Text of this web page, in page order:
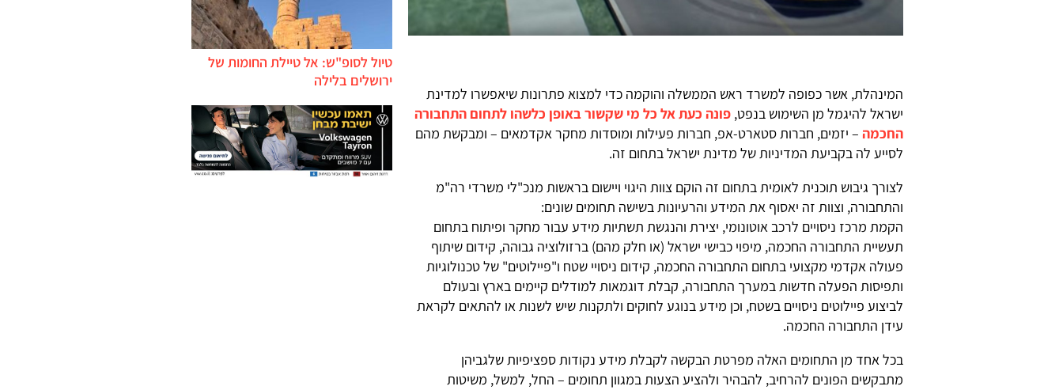
המינהלת, אשר כפופה למשרד ראש הממשלה והוקמה כדי למצוא פתרונות שיאפשרו למדינת
ישראל להיגמל מן השימוש בנפט, פונה כעת אל כל מי שקשור באופן כלשהו לתחום התחבורה
החכמה – יזמים, חברות סטארט-אפ, חברות פעילות ומוסדות מחקר אקדמאים – ומבקשת מהם
לסייע לה בקביעת המדיניות של מדינת ישראל בתחום זה.
לצורך גיבוש תוכנית לאומית בתחום זה הוקם צוות היגוי ויישום בראשות מנכ"לי משרדי רה"מ
והתחבורה, וצוות זה יאסוף את המידע והרעיונות בשישה תחומים שונים:
הקמת מרכז ניסויים לרכב אוטונומי, יצירת והנגשת תשתיות מידע עבור מחקר ופיתוח בתחום
תעשיית התחבורה החכמה, מיפוי כבישי ישראל (או חלק מהם) ברזולוציה גבוהה, קידום שיתוף
פעולה אקדמי מקצועי בתחום התחבורה החכמה, קידום ניסויי שטח ו"פיילוטים" של טכנולוגיות
ותפיסות הפעלה חדשות במערך התחבורה, קבלת דוגמאות למודלים קיימים בארץ ובעולם
לביצוע פיילוטים ניסויים בשטח, וכן מידע בנוגע לחוקים ולתקנות שיש לשנות או להתאים לקראת
עידן התחבורה החכמה.
בכל אחד מן התחומים האלה מפרטת הבקשה לקבלת מידע נקודות ספציפיות שלגביהן
מתבקשים הפונים להרחיב, להבהיר ולהציע הצעות במגוון תחומים – החל, למשל, משיטות
טיול לסופ"ש: אל טיילת החומות של
ירושלים בלילה